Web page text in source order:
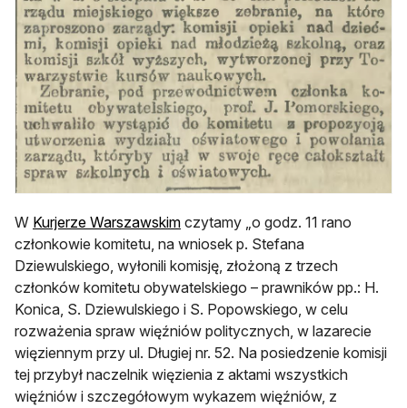
W Kurjerze Warszawskimotwiera się w nowej karcie
czytamy „o godz. 11 rano
członkowie komitetu, na wniosek p. Stefana
Dziewulskiego, wyłonili komisję, złożoną z trzech
członków komitetu obywatelskiego – prawników pp.: H.
Konica, S. Dziewulskiego i S. Popowskiego, w celu
rozważenia spraw więźniów politycznych, w lazarecie
więziennym przy ul. Długiej nr. 52. Na posiedzenie komisji
tej przybył naczelnik więzienia z aktami wszystkich
więźniów i szczegółowym wykazem więźniów, z